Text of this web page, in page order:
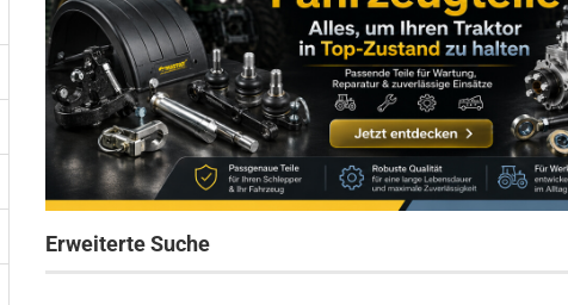
Erweiterte Suche